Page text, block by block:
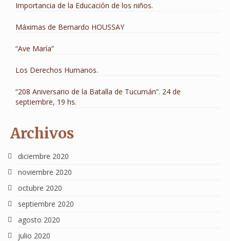
Importancia de la Educación de los niños.
Máximas de Bernardo HOUSSAY
“Ave María”
Los Derechos Humanos.
“208 Aniversario de la Batalla de Tucumán”. 24 de
septiembre, 19 hs.
Archivos
diciembre 2020
noviembre 2020
octubre 2020
septiembre 2020
agosto 2020
julio 2020